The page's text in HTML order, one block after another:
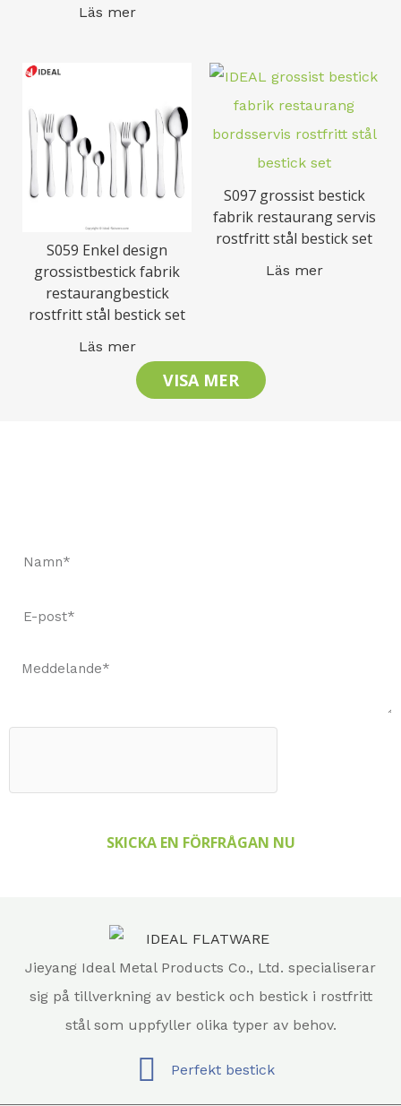
Läs mer
S059 Enkel design
grossistbestick fabrik
restaurangbestick
rostfritt stål bestick set
Läs mer
S097 grossist bestick
fabrik restaurang servis
rostfritt stål bestick set
Läs mer
VISA MER
SKICKA EN FÖRFRÅGAN NU
Jieyang Ideal Metal Products Co., Ltd. specialiserar
sig på tillverkning av bestick och bestick i rostfritt
stål som uppfyller olika typer av behov.
Perfekt bestick